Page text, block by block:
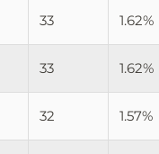
33 1.62%
33 1.62%
32 1.57%